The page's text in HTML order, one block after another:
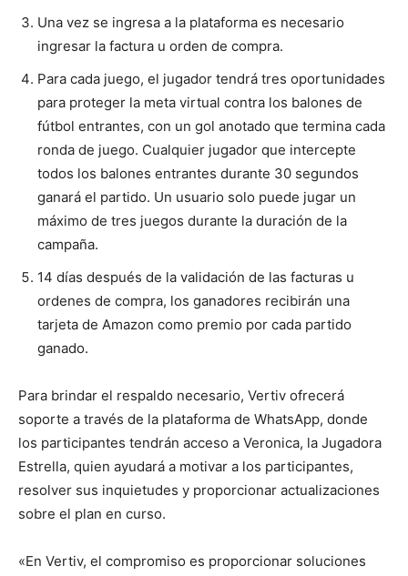
Una vez se ingresa a la plataforma es necesario
ingresar la factura u orden de compra.
Para cada juego, el jugador tendrá tres oportunidades
para proteger la meta virtual contra los balones de
fútbol entrantes, con un gol anotado que termina cada
ronda de juego. Cualquier jugador que intercepte
todos los balones entrantes durante 30 segundos
ganará el partido. Un usuario solo puede jugar un
máximo de tres juegos durante la duración de la
campaña.
14 días después de la validación de las facturas u
ordenes de compra, los ganadores recibirán una
tarjeta de Amazon como premio por cada partido
ganado.
Para brindar el respaldo necesario, Vertiv ofrecerá
soporte a través de la plataforma de WhatsApp, donde
los participantes tendrán acceso a Veronica, la Jugadora
Estrella, quien ayudará a motivar a los participantes,
resolver sus inquietudes y proporcionar actualizaciones
sobre el plan en curso.
«En Vertiv, el compromiso es proporcionar soluciones